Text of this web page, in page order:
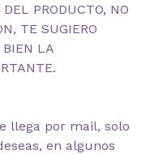
PRODUCTO, NO
TE SUGIERO
BIEN LA
llega por mail, solo
en algunos